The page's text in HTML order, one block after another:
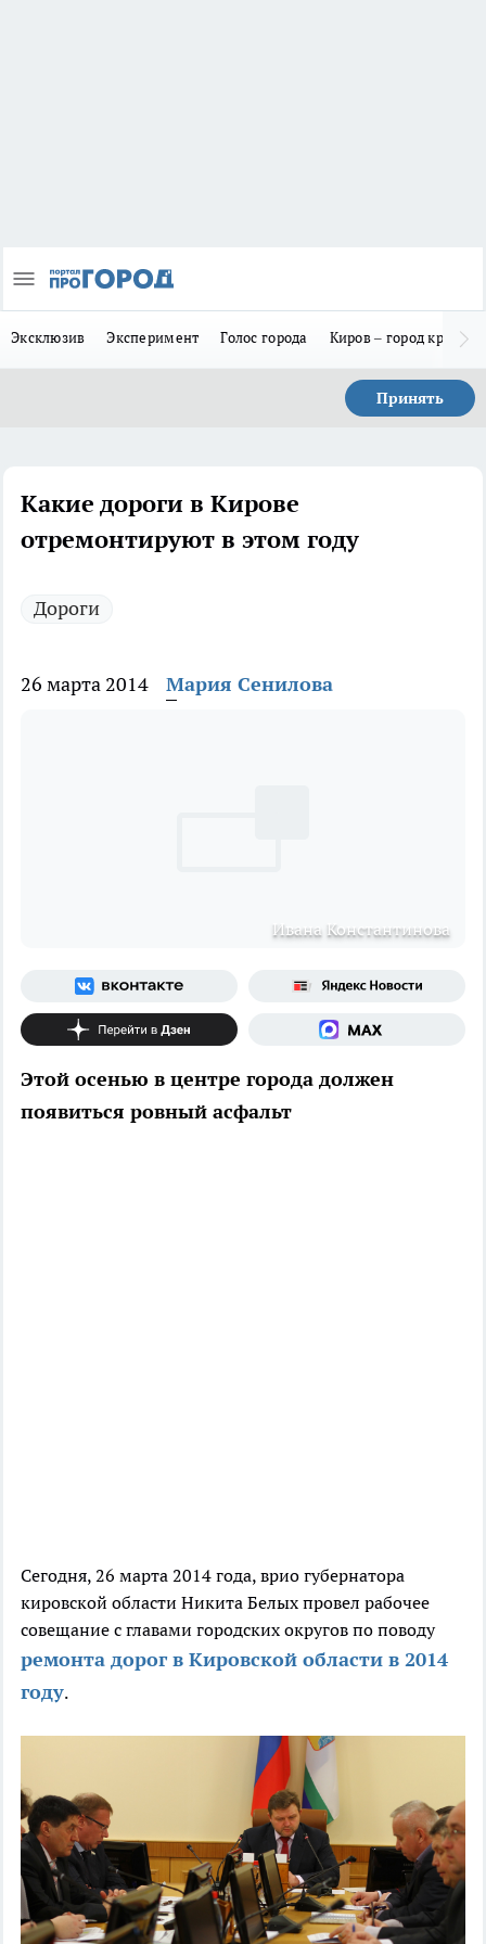
Эксклюзив Эксперимент Голос города Киров – город
Принять
Какие дороги в Кирове
отремонтируют в этом году
Дороги
26 марта 2014 Мария Сенилова
Ивана Константинова
Этой осенью в центре города должен
появиться ровный асфальт
Сегодня, 26 марта 2014 года, врио губернатора
кировской области Никита Белых провел рабочее
совещание с главами городских округов по поводу
ремонта дорог в Кировской области в 2014
году.